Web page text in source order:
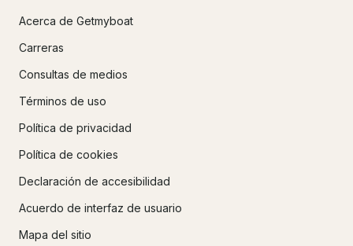
Acerca de Getmyboat
Carreras
Consultas de medios
Términos de uso
Política de privacidad
Política de cookies
Declaración de accesibilidad
Acuerdo de interfaz de usuario
Mapa del sitio